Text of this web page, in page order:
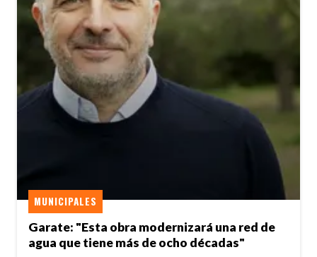
Garate: "Esta obra modernizará una red de
agua que tiene más de ocho décadas"
MUNICIPALES